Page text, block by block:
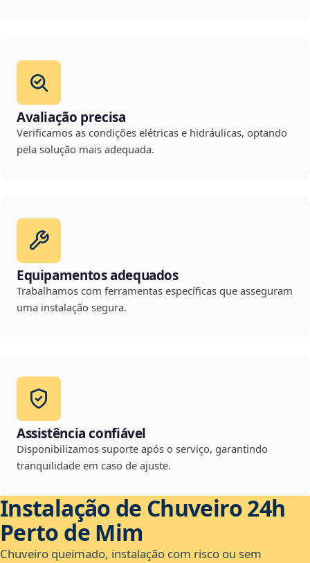
Avaliação precisa
Verificamos as condições elétricas e hidráulicas, optando
pela solução mais adequada.
Equipamentos adequados
Trabalhamos com ferramentas específicas que asseguram
uma instalação segura.
Assistência confiável
Disponibilizamos suporte após o serviço, garantindo
tranquilidade em caso de ajuste.
Instalação de Chuveiro 24h
Perto de Mim
Chuveiro queimado, instalação com risco ou sem